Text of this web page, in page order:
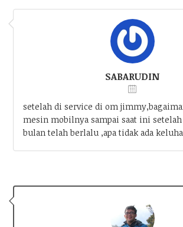
SABARUDIN
setelah di service di om
mesin mobilnya sampai saat ini setelah
bulan telah berlalu ,apa tidak ada